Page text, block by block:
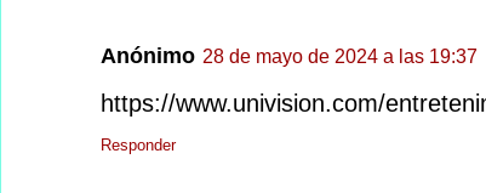
Anónimo 28 de mayo de 2024 a las 19:37
https://www.univision.com/
Responder